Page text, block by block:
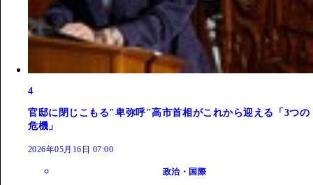
4
官邸に閉じこもる"卑弥呼"高市首相がこれから迎える「3つの
危機」
2026年05月16日 07:00
政治・国際